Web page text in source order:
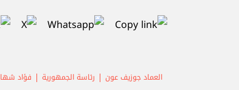
العماد جوزيف عون رئاسة الجمهورية فؤاد